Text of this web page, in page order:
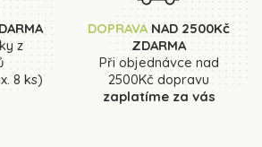
z
8 ks)
DOPRAVANAD 2500Kč
ZDARMA
Při objednávce nad
2500Kč dopravu
zaplatíme za vás